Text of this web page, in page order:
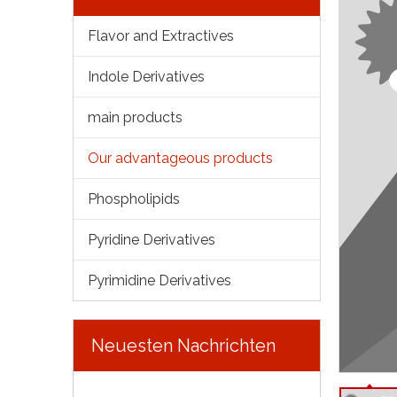
Flavor and Extractives
Indole Derivatives
main products
Our advantageous products
Phospholipids
Pyridine Derivatives
Pyrimidine Derivatives
Neuesten Nachrichten